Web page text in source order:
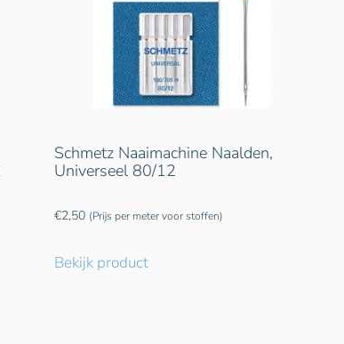
Schmetz Naaimachine Naalden,
Universeel 80/12
€2,50 (Prijs per meter voor stoffen)
Bekijk product